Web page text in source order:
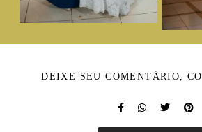
DEIXE SEU COMENTÁRIO,